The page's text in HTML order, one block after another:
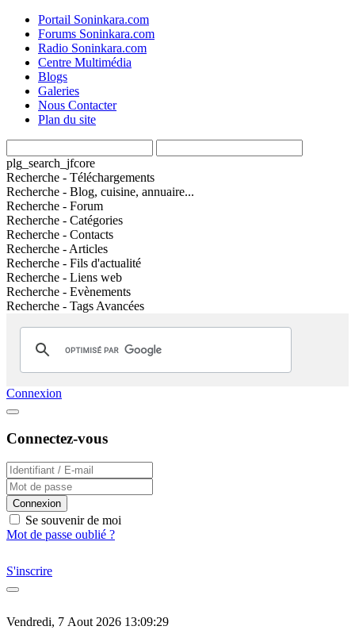
Portail Soninkara.com
Forums Soninkara.com
Radio Soninkara.com
Centre Multimédia
Blogs
Galeries
Nous Contacter
Plan du site
plg_search_jfcore
Recherche - Téléchargements
Recherche - Blog, cuisine, annuaire...
Recherche - Forum
Recherche - Catégories
Recherche - Contacts
Recherche - Articles
Recherche - Fils d'actualité
Recherche - Liens web
Recherche - Evènements
Recherche - Tags Avancées
Connexion
Connectez-vous
Connexion
Se souvenir de moi
Mot de passe oublié ?
S'inscrire
Vendredi, 7 Aout 2026 13:09:29